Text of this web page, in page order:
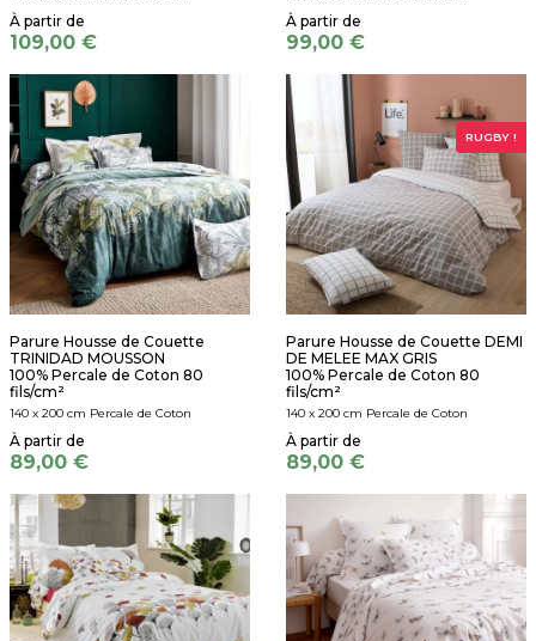
109,00 € 99,00 €
Parure Housse de Couette
TRINIDAD MOUSSON
100% Percale de Coton 80
fils/cm²
140 x 200 cm Percale de Coton
89,00 €
RUGBY !
Parure Housse de Couette DEMI
DE MELEE MAX GRIS
100% Percale de Coton 80
fils/cm²
140 x 200 cm Percale de Coton
89,00 €